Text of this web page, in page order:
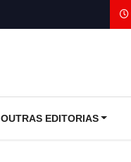
OUTRAS EDITORIAS